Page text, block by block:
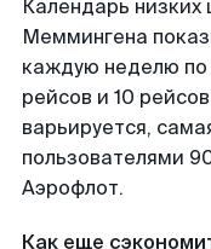
Календарь низких
Меммингена
каждую неделю
рейсов и 10
варьируется,
пользователями
Аэрофлот.
Как еще